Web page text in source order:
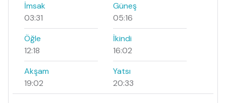
İmsak
03:31
Güneş
05:16
Öğle
12:18
İkindi
16:02
Akşam
19:02
Yatsı
20:33